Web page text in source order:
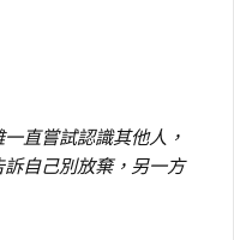
直嘗試認識其他人，
自己別放棄，另一方